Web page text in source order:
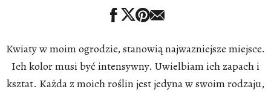
Kwiaty w moim ogrodzie, stanowią najwazniejsze miejsce.
Ich kolor musi być intensywny. Uwielbiam ich zapach i
ksztat. Każda z moich roślin jest jedyna w swoim rodzaju,